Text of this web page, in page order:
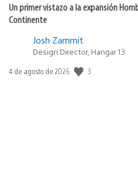
Un primer vistazo a la expansión
Continente
Josh Zammit
Design Director, Hangar 13
Fecha
4 de agosto de 2026 3